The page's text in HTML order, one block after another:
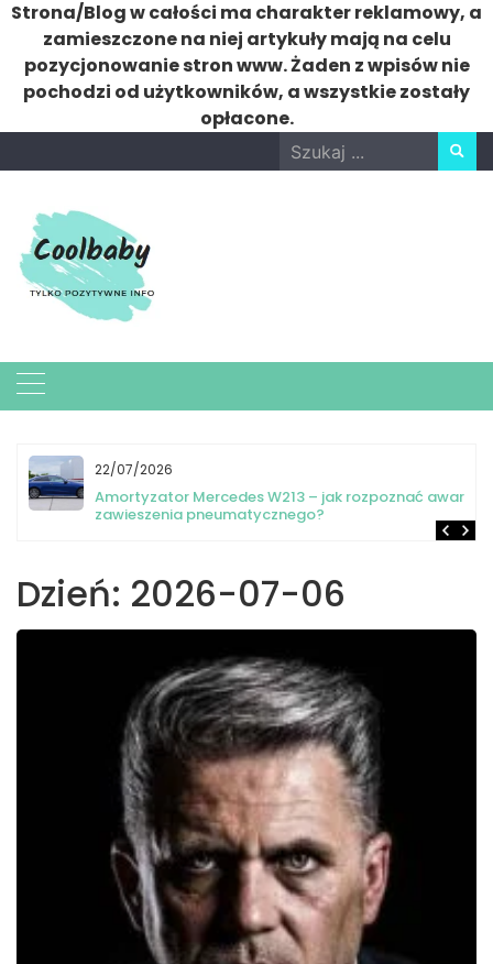
Strona/Blog w całości ma charakter reklamowy, a
zamieszczone na niej artykuły mają na celu
pozycjonowanie stron www. Żaden z wpisów nie
pochodzi od użytkowników, a wszystkie zostały
opłacone.
to
Search
for:
22/07/2026
Amortyzator Mercedes W213 – jak rozpoznać awarię
zawieszenia pneumatycznego?
Dzień: 2026-07-06